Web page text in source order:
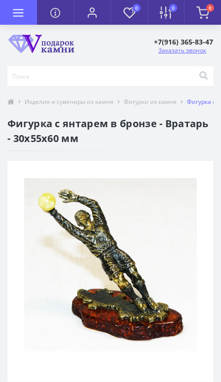
0 0 0
+7(916) 365-83-47
Заказать звонок
Изделия и сувениры из камня Фигурки из камня Фигурка с
Фигурка с янтарем в бронзе - Вратарь
- 30х55х60 мм